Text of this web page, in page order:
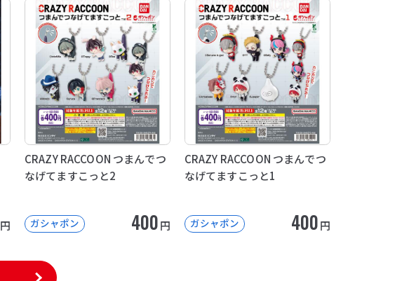
円
CRAZY RACCOON つまんでつ
なげてますこっと2
ガシャポン 400円
CRAZY RACCOON つまんでつ
なげてますこっと1
ガシャポン 400円